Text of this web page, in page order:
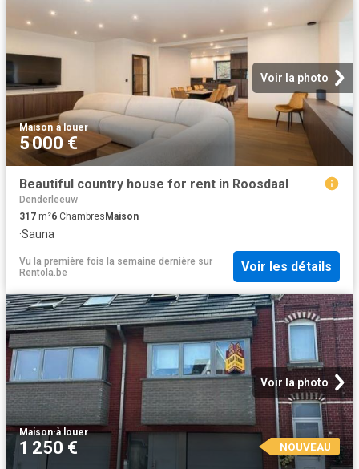
Voir la photo
Maison·à louer
5 000 €
Beautiful country house for rent in Roosdaal
Denderleeuw
317 m²6 ChambresMaison
·Sauna
Vu la première fois la semaine dernière sur
Rentola.be
Voir les détails
Voir la photo
Maison·à louer
1 250 € NOUVEAU